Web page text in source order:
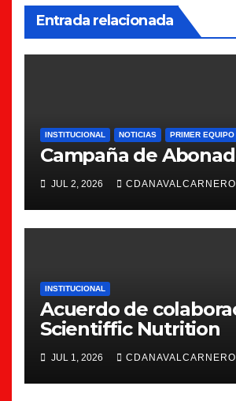
Entrada relacionada
INSTITUCIONAL NOTICIAS PRIMER EQUIPO
Campaña de
JUL 2, 2026 CDANAVALCARNERO
INSTITUCIONAL
Acuerdo de
Scientiffic Nutrition
JUL 1, 2026 CDANAVALCARNERO